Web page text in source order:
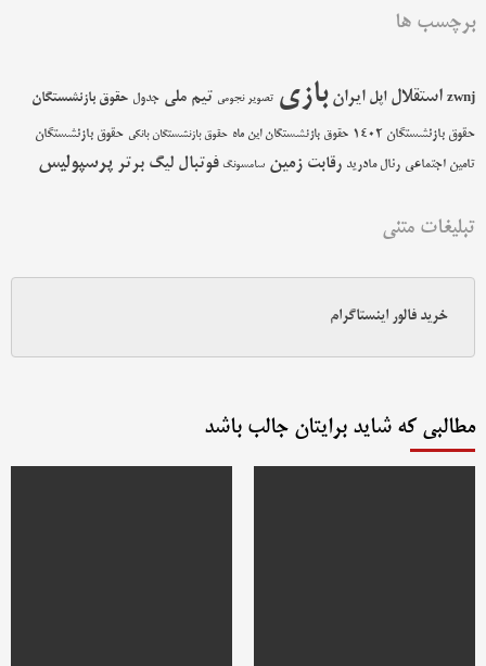
برچسب ها
zwnj استقلال اپل ایران بازی تصویر نجومی تیم ملی جدول حقوق بازنشستگان
حقوق بازنشستگان 1402 حقوق بازنشستگان این ماه حقوق بازنشستگان بانکی حقوق بازنشستگان
تامین اجتماعی رئال مادرید رقابت زمین سامسونگ فوتبال لیگ برتر پرسپولیس
تبلیغات متنی
خرید فالور اینستاگرام
مطالبی که شاید برایتان جالب باشد